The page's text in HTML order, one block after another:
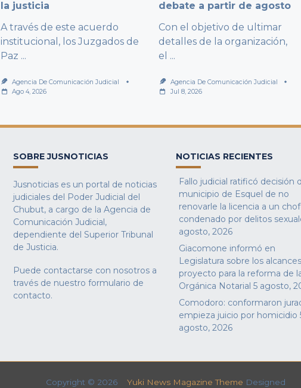
la justicia
A través de este acuerdo
institucional, los Juzgados de
Paz ...
Agencia De Comunicación Judicial
Ago 4, 2026
debate a partir de agosto
Con el objetivo de ultimar
detalles de la organización,
el ...
Agencia De Comunicación Judicial
Jul 8, 2026
SOBRE JUSNOTICIAS
Jusnoticias es un portal de noticias
judiciales del Poder Judicial del
Chubut, a cargo de la Agencia de
Comunicación Judicial,
dependiente del Superior Tribunal
de Justicia.
Puede contactarse con nosotros a
través de nuestro formulario de
contacto.
NOTICIAS RECIENTES
Fallo judicial ratificó decisión
municipio de Esquel de no
renovarle la licencia a un
condenado por delitos
agosto, 2026
Giacomone informó en
Legislatura sobre los
proyecto para la reforma de
Orgánica Notarial 5 agosto,
Comodoro: conformaron
empieza juicio por homicidio
agosto, 2026
Copyright © 2026 Yuki News Magazine Theme Designed